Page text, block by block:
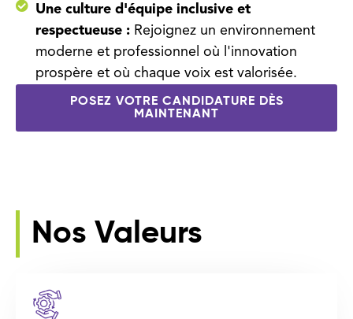
Une culture d'équipe inclusive et
respectueuse : Rejoignez un environnement
moderne et professionnel où l'innovation
prospère et où chaque voix est valorisée.
POSEZ VOTRE CANDIDATURE DÈS
MAINTENANT
Nos Valeurs